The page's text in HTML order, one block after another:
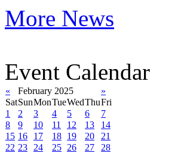
More News
Event Calendar
« February 2025
»
SatSunMonTueWedThuFri
1
2 3 4 5 6
7
8
9 10 11 12 13
14
15 16 17 18 19 20
21
22 23 24 25 26 27 28